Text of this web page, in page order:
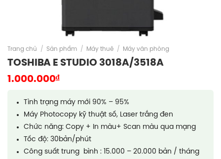
Trang chủ / Sản phẩm / Máy thuê / Máy văn phòng
TOSHIBA E STUDIO 3018A/3518A
1.000.000₫
Tình trạng máy mới 90% – 95%
Máy Photocopy kỹ thuật số, Laser trắng đen
Chức năng: Copy + In màu+ Scan màu qua mạng
Tốc độ: 30bản/phút
Công suất trung bình : 15.000 – 20.000 bản / tháng